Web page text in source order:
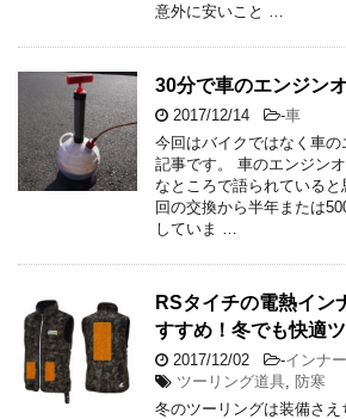
意外に安いこと …
30分で車のエンジン
2017/12/14 -車
今回はバイクではなく車
記事です。 車のエンジン
なところで語られている
回の交換から半年または
していま …
RSタイチの電熱イン
すすめ！冬でも快適
2017/12/02 -インナー
ツーリング道具 防寒
冬のツーリングは装備さえ